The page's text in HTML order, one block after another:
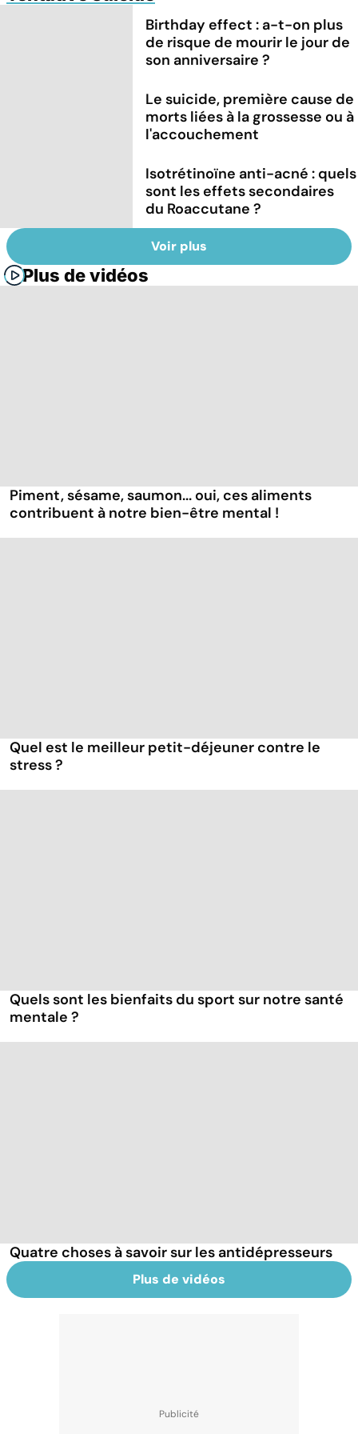
Birthday effect : a-t-on plus
de risque de mourir le jour de
son anniversaire ?
Le suicide, première cause de
morts liées à la grossesse ou à
l'accouchement
Isotrétinoïne anti-acné : quels
sont les effets secondaires
du Roaccutane ?
Voir plus
Plus de vidéos
Piment, sésame, saumon... oui, ces aliments
contribuent à notre bien-être mental !
Quel est le meilleur petit-déjeuner contre le
stress ?
Quels sont les bienfaits du sport sur notre santé
mentale ?
Quatre choses à savoir sur les antidépresseurs
Plus de vidéos